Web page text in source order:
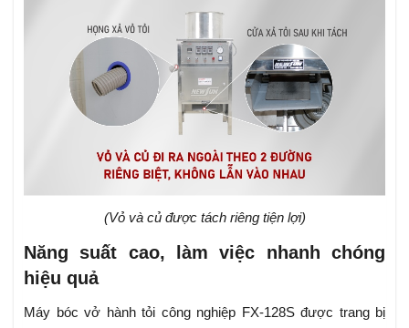
(Vỏ và củ được tách riêng tiện lợi)
Năng suất cao, làm việc nhanh chóng
hiệu quả
Máy bóc vở hành tỏi công nghiệp FX-128S được trang bị